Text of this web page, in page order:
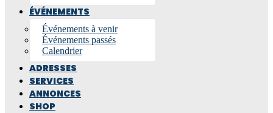
ÉVÉNEMENTS
Événements à venir
Événements passés
Calendrier
ADRESSES
SERVICES
ANNONCES
SHOP